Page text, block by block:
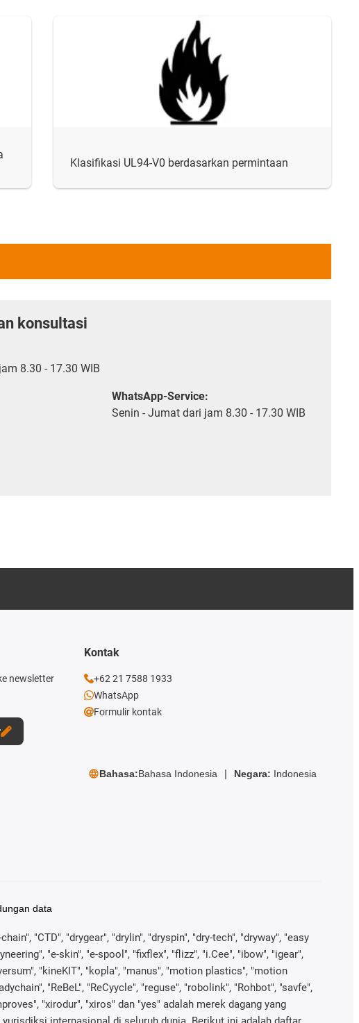
Klasifikasi UL94-V0 berdasarkan permintaan
konsultasi
8.30 - 17.30 WIB
WhatsApp-Service:
Senin - Jumat dari jam 8.30 - 17.30 WIB
newsletter
Kontak
+62 21 7588 1933
WhatsApp
Formulir kontak
Bahasa:Bahasa Indonesia Negara: Indonesia
data
"CTD", "drygear", "drylin", "dryspin", "dry-tech", "dryway", "easy
"e-skin", "e-spool", "fixflex", "flizz", "i.Cee", "ibow", "igear",
"kineKIT", "kopla", "manus", "motion plastics", "motion
"ReBeL", "ReCyycle", "reguse", "robolink", "Rohbot", "savfe",
"xirodur", "xiros" dan "yes" adalah merek dagang yang